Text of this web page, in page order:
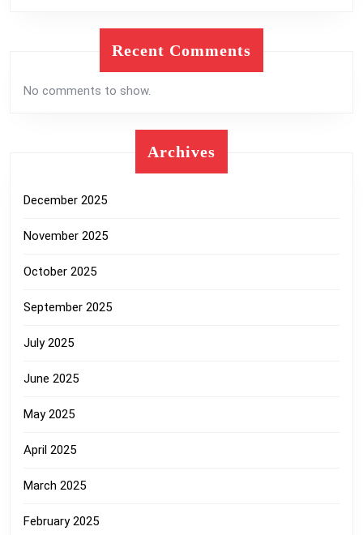
Recent Comments
No comments to show.
Archives
December 2025
November 2025
October 2025
September 2025
July 2025
June 2025
May 2025
April 2025
March 2025
February 2025